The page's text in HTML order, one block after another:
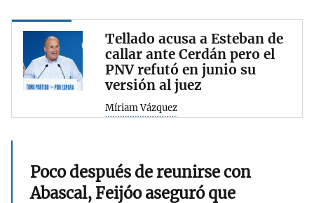
Tellado acusa a Esteban de
callar ante Cerdán pero el
PNV refutó en junio su
versión al juez
Míriam Vázquez
Poco después de reunirse con
Abascal, Feijóo aseguró que